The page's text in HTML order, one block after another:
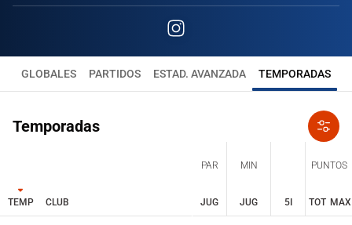
GLOBALES PARTIDOS ESTAD. AVANZADA TEMPORADAS
Temporadas
TEMP CLUB
PAR MIN
5I
PUNTOS
JUG JUG TOT MAX